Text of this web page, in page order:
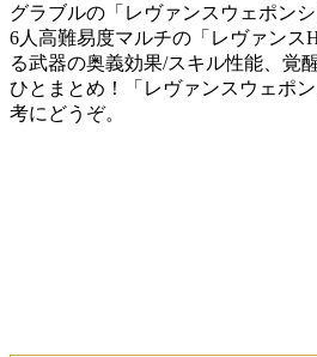
グラブルの「レヴァンスウェポン
6人高難易度マルチの「レヴァンス
る武器の奥義効果/スキル性能、覚
ひとまとめ！「レヴァンスウェポ
考にどうぞ。